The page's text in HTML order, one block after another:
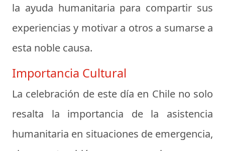
la ayuda humanitaria para compartir sus
experiencias y motivar a otros a sumarse a
esta noble causa.
Importancia Cultural
La celebración de este día en Chile no solo
resalta la importancia de la asistencia
humanitaria en situaciones de emergencia,